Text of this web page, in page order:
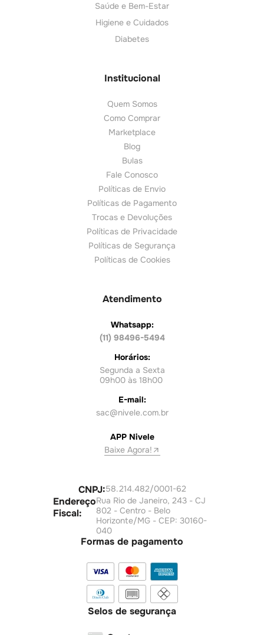
Saúde e Bem-Estar
Higiene e Cuidados
Diabetes
Institucional
Quem Somos
Como Comprar
Marketplace
Blog
Bulas
Fale Conosco
Políticas de Envio
Políticas de Pagamento
Trocas e Devoluções
Políticas de Privacidade
Políticas de Segurança
Políticas de Cookies
Atendimento
Whatsapp:
(11) 98496-5494
Horários:
Segunda a Sexta
09h00 às 18h00
E-mail:
sac@nivele.com.br
APP Nivele
Baixe Agora!
CNPJ:58.214.482/0001-62
Endereço
Fiscal:
Rua Rio de Janeiro, 243 - CJ
802 - Centro - Belo
Horizonte/MG - CEP: 30160-
040
Formas de pagamento
Selos de segurança